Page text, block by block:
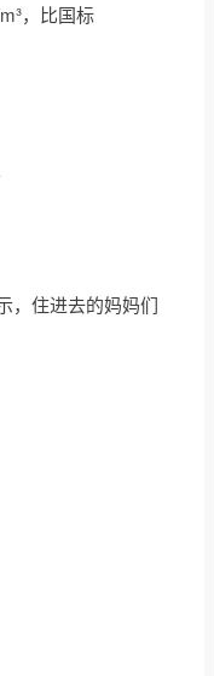
，比国标
，住进去的妈妈们